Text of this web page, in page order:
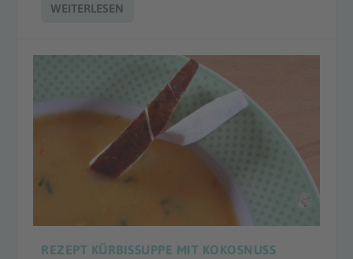
WEITERLESEN
REZEPT KÜRBISSUPPE MIT KOKOSNUSS